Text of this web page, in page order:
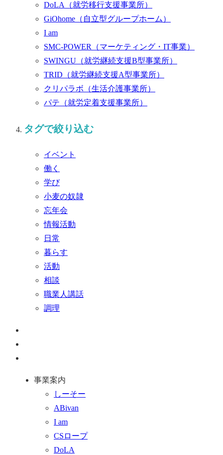
DoLA （就労移行支援事業所）
GiOhome （自立型グループホーム）
I am
SMC-POWER （マーケティング・IT事業）
SWINGU （就労継続支援B型事業所）
TRID （就労継続支援A型事業所）
クリパラボ （生活介護事業所）
パテ （就労定着支援事業所）
タグで絞り込む
イベント
働く
学び
小麦の奴隷
忘年会
情報活動
日常
暮らす
活動
相談
職業人講話
調理
事業案内
しーそー
ABivan
I am
CSロープ
DoLA